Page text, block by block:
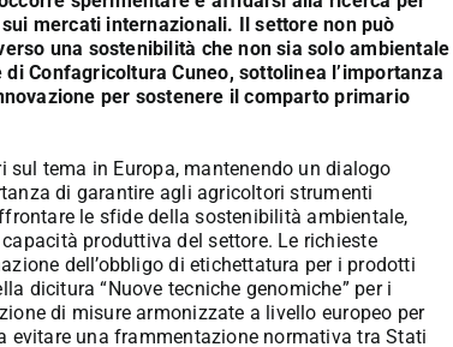
mercati internazionali. Il settore non può
una sostenibilità che non sia solo ambientale
Confagricoltura Cuneo, sottolinea l’importanza
per sostenere il comparto primario
tema in Europa, mantenendo un dialogo
di garantire agli agricoltori strumenti
le sfide della sostenibilità ambientale,
produttiva del settore. Le richieste
dell’obbligo di etichettatura per i prodotti
dicitura “Nuove tecniche genomiche” per i
di misure armonizzate a livello europeo per
evitare una frammentazione normativa tra Stati